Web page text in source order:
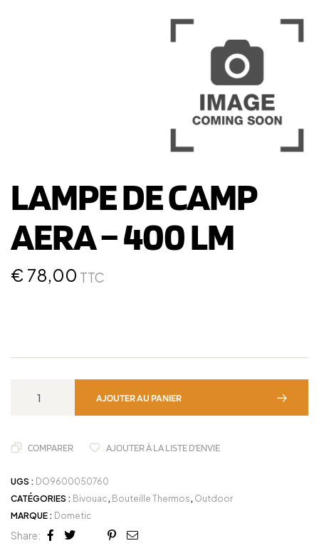
LAMPE DE CAMP
AERA – 400 LM
€ 78,00 TTC
AJOUTER AU PANIER
COMPARER AJOUTER À LA LISTE D'ENVIE
UGS : DO9600050760
CATÉGORIES : Bivouac, Bouteille Thermos, Outdoor
MARQUE : Dometic
Share:
Facebook
TwitterLinkedin
Google+
Pinterest
Email